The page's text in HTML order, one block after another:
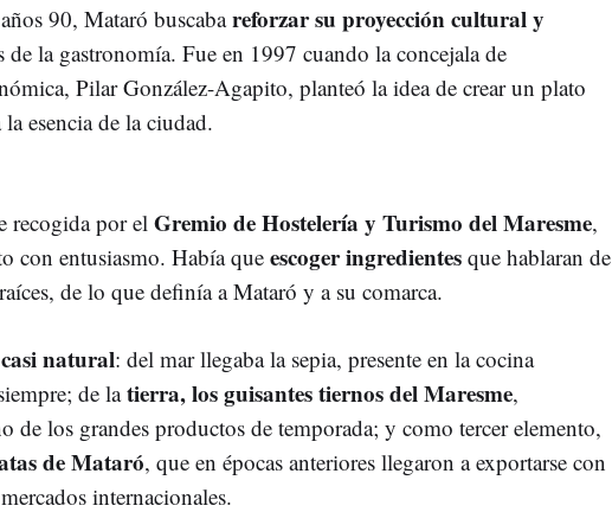
90, Mataró buscabareforzar su proyección cultural y
de la gastronomía. Fue en 1997 cuando la concejala de
Pilar González-Agapito, planteó la idea de crear un plato
la esencia de la ciudad.
recogida por el Gremio de Hostelería y Turismo del Maresme,
con entusiasmo. Había que escoger ingredientes que hablaran de
de lo que definía a Mataró y a su comarca.
natural: del mar llegaba la sepia, presente en la cocina
de latierra, los guisantes tiernos del Maresme,
de los grandes productos de temporada; y como tercer elemento,
de Mataró, que en épocas anteriores llegaron a exportarse con
internacionales.